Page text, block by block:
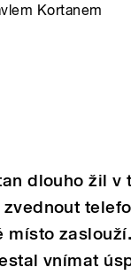
Kortanem
dlouho žil
místo
vnímat